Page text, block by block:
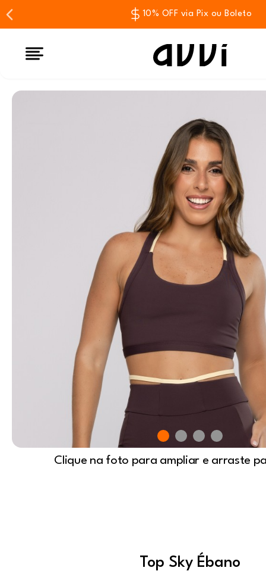
10% OFF via Pix ou Boleto
Clique na foto para ampliar e arraste
Top Sky Ébano